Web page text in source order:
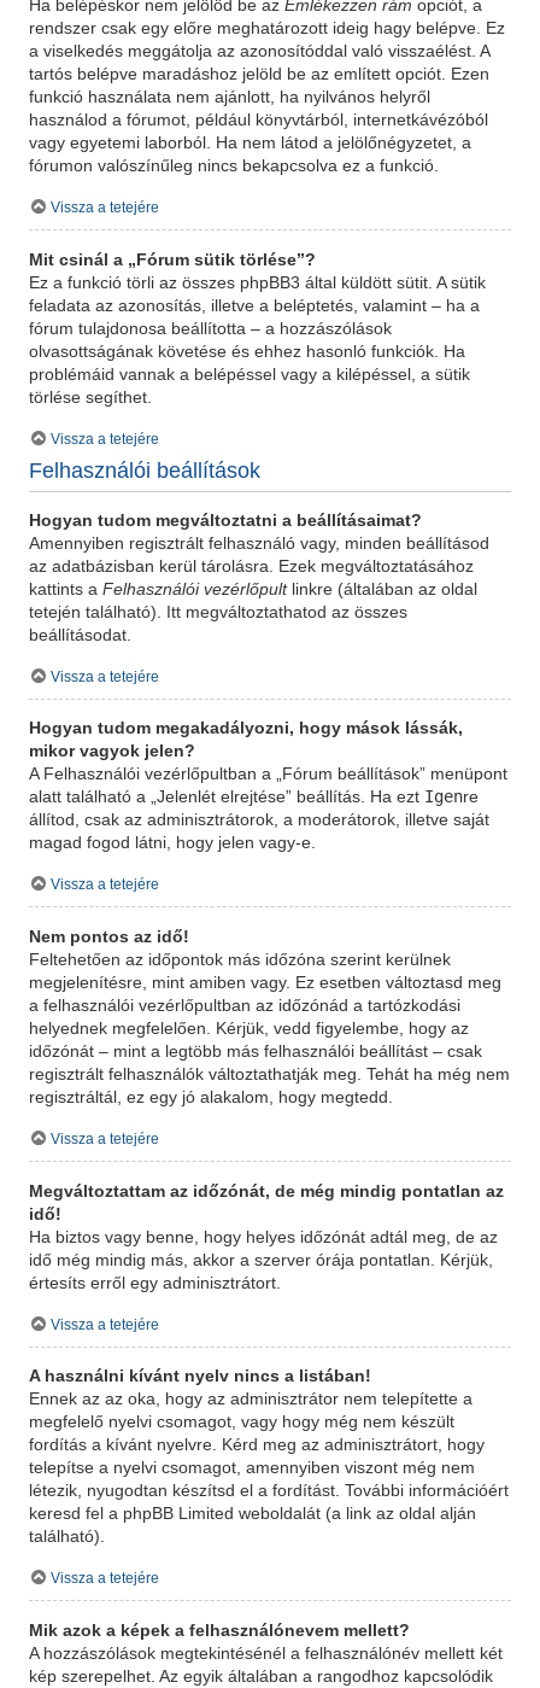
Ha belépéskor nem jelölöd be azEmlékezzen rám opciót, a
rendszer csak egy előre meghatározott ideig hagy belépve. Ez
a viselkedés meggátolja az azonosítóddal való visszaélést. A
tartós belépve maradáshoz jelöld be az említett opciót. Ezen
funkció használata nem ajánlott, ha nyilvános helyről
használod a fórumot, például könyvtárból, internetkávézóból
vagy egyetemi laborból. Ha nem látod a jelölőnégyzetet, a
fórumon valószínűleg nincs bekapcsolva ez a funkció.
Vissza a tetejére
Mit csinál a „Fórum sütik törlése”?
Ez a funkció törli az összes phpBB3 által küldött sütit. A sütik
feladata az azonosítás, illetve a beléptetés, valamint – ha a
fórum tulajdonosa beállította – a hozzászólások
olvasottságának követése és ehhez hasonló funkciók. Ha
problémáid vannak a belépéssel vagy a kilépéssel, a sütik
törlése segíthet.
Vissza a tetejére
Felhasználói beállítások
Hogyan tudom megváltoztatni a beállításaimat?
Amennyiben regisztrált felhasználó vagy, minden beállításod
az adatbázisban kerül tárolásra. Ezek megváltoztatásához
kattints aFelhasználói vezérlőpultlinkre (általában az oldal
tetején található). Itt megváltoztathatod az összes
beállításodat.
Vissza a tetejére
Hogyan tudom megakadályozni, hogy mások lássák,
mikor vagyok jelen?
A Felhasználói vezérlőpultban a „Fórum beállítások” menüpont
alatt található a „Jelenlét elrejtése” beállítás. Ha ezt Igenre
állítod, csak az adminisztrátorok, a moderátorok, illetve saját
magad fogod látni, hogy jelen vagy-e.
Vissza a tetejére
Nem pontos az idő!
Feltehetően az időpontok más időzóna szerint kerülnek
megjelenítésre, mint amiben vagy. Ez esetben változtasd meg
a felhasználói vezérlőpultban az időzónád a tartózkodási
helyednek megfelelően. Kérjük, vedd figyelembe, hogy az
időzónát – mint a legtöbb más felhasználói beállítást – csak
regisztrált felhasználók változtathatják meg. Tehát ha még nem
regisztráltál, ez egy jó alakalom, hogy megtedd.
Vissza a tetejére
Megváltoztattam az időzónát, de még mindig pontatlan az
idő!
Ha biztos vagy benne, hogy helyes időzónát adtál meg, de az
idő még mindig más, akkor a szerver órája pontatlan. Kérjük,
értesíts erről egy adminisztrátort.
Vissza a tetejére
A használni kívánt nyelv nincs a listában!
Ennek az az oka, hogy az adminisztrátor nem telepítette a
megfelelő nyelvi csomagot, vagy hogy még nem készült
fordítás a kívánt nyelvre. Kérd meg az adminisztrátort, hogy
telepítse a nyelvi csomagot, amennyiben viszont még nem
létezik, nyugodtan készítsd el a fordítást. További információért
keresd fel a phpBB Limited weboldalát (a link az oldal alján
található).
Vissza a tetejére
Mik azok a képek a felhasználónevem mellett?
A hozzászólások megtekintésénél a felhasználónév mellett két
kép szerepelhet. Az egyik általában a rangodhoz kapcsolódik